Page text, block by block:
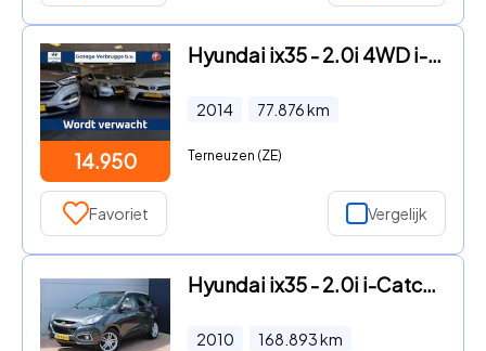
14.950
Hyundai ix35 - 2.0i 4WD i-Catcher Automaat | Trekhaak 1600kg! | Navigatie |
2014 77.876km
Terneuzen (ZE)
Favoriet Vergelijk
Hyundai ix35 - 2.0i i-Catcher Automaat Leer Navi Panoramadak Trekhaak (1600
2010 168.893km